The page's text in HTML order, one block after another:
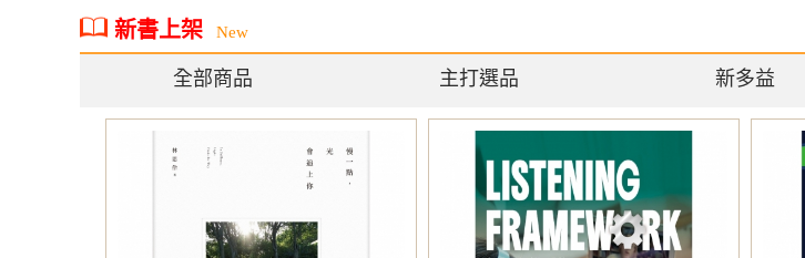
新書上架 New
全部商品 主打選品 新多益